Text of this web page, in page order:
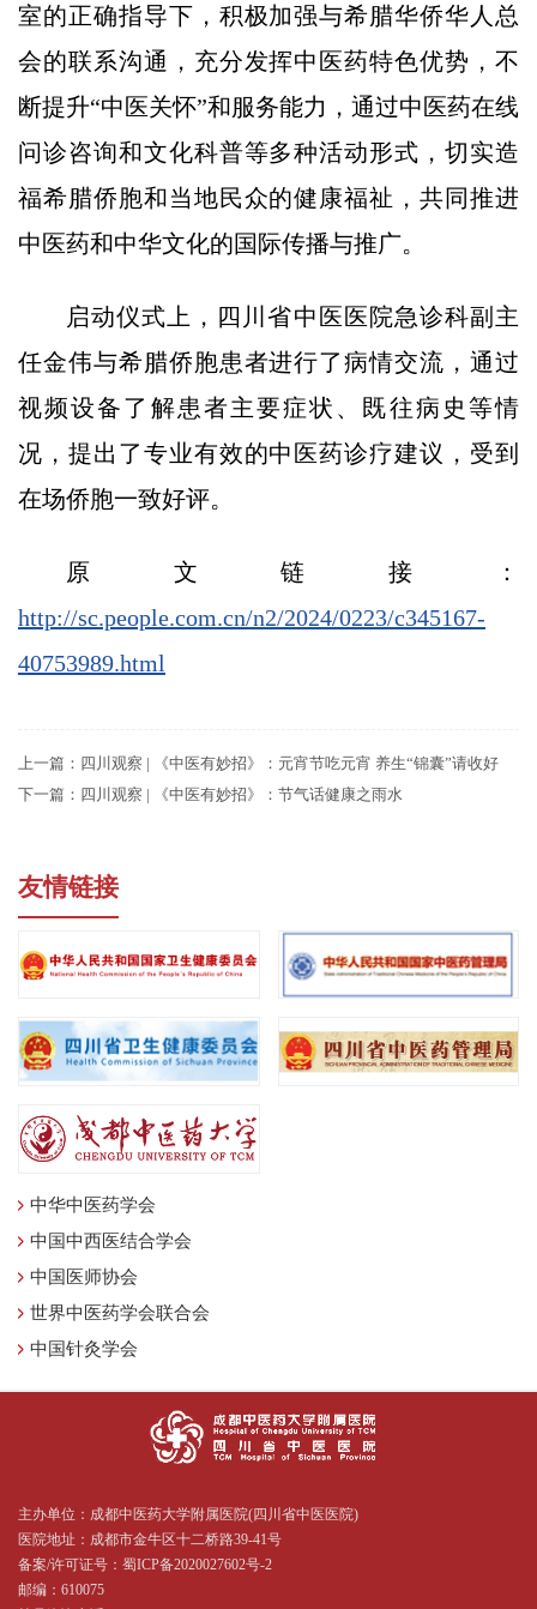
室的正确指导下，积极加强与希腊华侨华人总
会的联系沟通，充分发挥中医药特色优势，不
断提升“中医关怀”和服务能力，通过中医药在线
问诊咨询和文化科普等多种活动形式，切实造
福希腊侨胞和当地民众的健康福祉，共同推进
中医药和中华文化的国际传播与推广。
启动仪式上，四川省中医医院急诊科副主
任金伟与希腊侨胞患者进行了病情交流，通过
视频设备了解患者主要症状、既往病史等情
况，提出了专业有效的中医药诊疗建议，受到
在场侨胞一致好评。
原文链接：
http://sc.people.com.cn/n2/2024/0223/c345167-
40753989.html
上一篇： 四川观察 | 《中医有妙招》：元宵节吃元宵 养生“锦囊”请收好
下一篇： 四川观察 | 《中医有妙招》：节气话健康之雨水
友情链接
中华中医药学会
中国中西医结合学会
中国医师协会
世界中医药学会联合会
中国针灸学会
主办单位：成都中医药大学附属医院(四川省中医医院)
医院地址：成都市金牛区十二桥路39-41号
备案/许可证号： 蜀ICP备2020027602号-2
邮编：610075